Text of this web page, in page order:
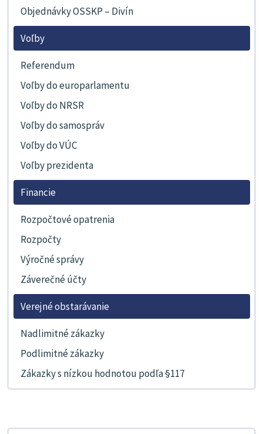
Objednávky OSSKP – Divín
Voľby
Referendum
Voľby do europarlamentu
Voľby do NRSR
Voľby do samospráv
Voľby do VÚC
Voľby prezidenta
Financie
Rozpočtové opatrenia
Rozpočty
Výročné správy
Záverečné účty
Verejné obstarávanie
Nadlimitné zákazky
Podlimitné zákazky
Zákazky s nízkou hodnotou podľa §117